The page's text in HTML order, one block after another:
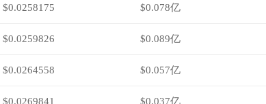
$0.0258175 $0.078亿
$0.0259826 $0.089亿
$0.0264558 $0.057亿
$0.0269841 $0.037亿